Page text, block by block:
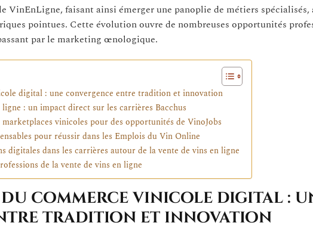
VinEnLigne, faisant ainsi émerger une panoplie de métiers
pointues. Cette évolution ouvre de nombreuses opportunités
par le marketing œnologique.
digital : une convergence entre tradition et innovation
: un impact direct sur les carrières Bacchus
vinicoles pour des opportunités de VinoJobs
pour réussir dans les Emplois du Vin Online
digitales dans les carrières autour de la vente de vins en ligne
de la vente de vins en ligne
du commerce vinicole digital :
tradition et innovation